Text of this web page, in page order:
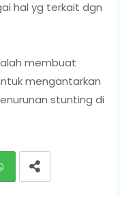
hal yg terkait dgn
membuat
mengantarkan
stunting di